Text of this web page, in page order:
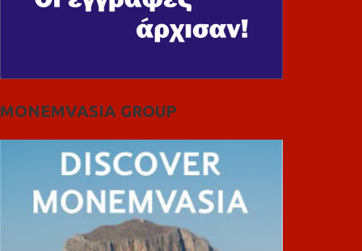
MONEMVASIA GROUP